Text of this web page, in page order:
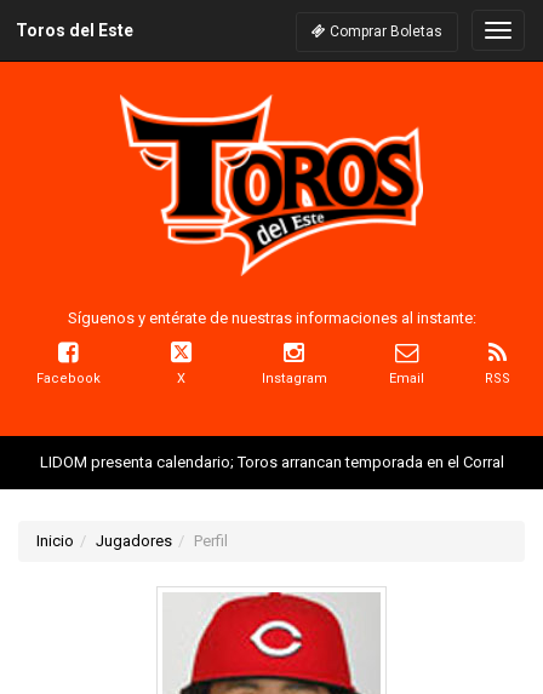
Toros del Este Comprar Boletas
Síguenos y entérate de nuestras informaciones al instante:
Facebook X Instagram Email RSS
LIDOM presenta calendario; Toros arrancan temporada en el Corral
Inicio Jugadores Perfil